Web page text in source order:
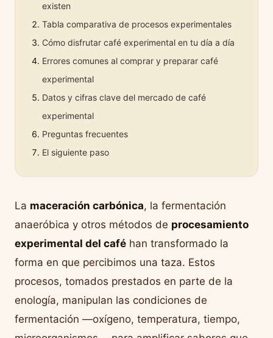
existen
Tabla comparativa de procesos experimentales
Cómo disfrutar café experimental en tu día a día
Errores comunes al comprar y preparar café
experimental
Datos y cifras clave del mercado de café
experimental
Preguntas frecuentes
El siguiente paso
La maceración carbónica, la fermentación
anaeróbica y otros métodos de procesamiento
experimental del café han transformado la
forma en que percibimos una taza. Estos
procesos, tomados prestados en parte de la
enología, manipulan las condiciones de
fermentación —oxígeno, temperatura, tiempo,